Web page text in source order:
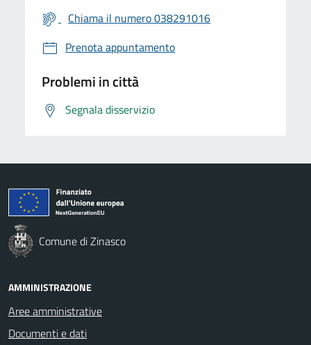
Chiama il numero 038291016
Prenota appuntamento
Problemi in città
Segnala disservizio
Comune di Zinasco
AMMINISTRAZIONE
Aree amministrative
Documenti e dati